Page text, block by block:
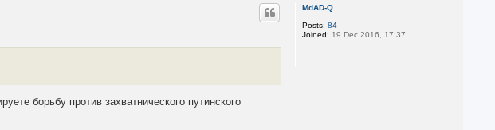
MdAD-Q
Posts: 84
Joined: 19 Dec 2016, 17:37
борьбу против захватнического путинского